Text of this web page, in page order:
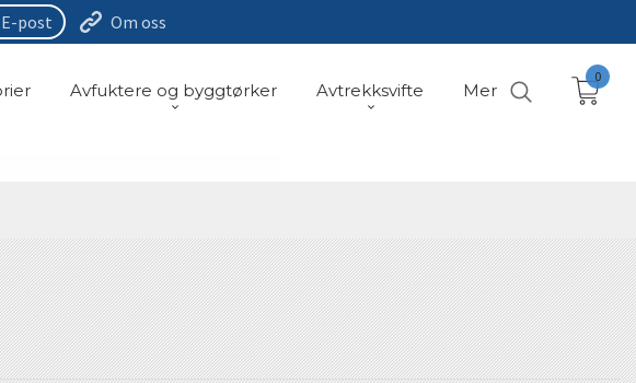
E-post Om oss
Avfuktere og byggtørker Avtrekksvifte Mer
0